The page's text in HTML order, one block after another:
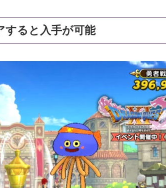
すると入手が可能